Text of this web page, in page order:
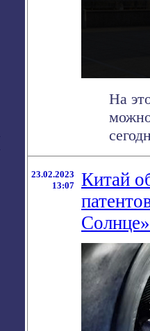
На
23.02.2023
13:07
Китай